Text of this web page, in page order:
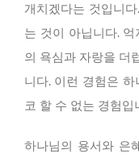
개치겠다는 것입니
는 것이 아닙니다.
의 욕심과 자랑을 더
니다. 이런 경험은
코 할 수 없는 경험입
하나님의 용서와 은